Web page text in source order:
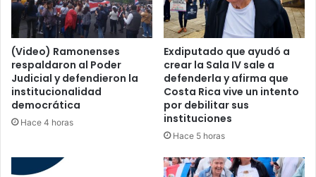
(Video) Ramonenses
respaldaron al Poder
Judicial y defendieron la
institucionalidad
democrática
Hace 4 horas
Exdiputado que ayudó a
crear la Sala IV sale a
defenderla y afirma que
Costa Rica vive un intento
por debilitar sus
instituciones
Hace 5 horas